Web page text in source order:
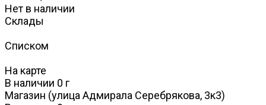
Нет в наличии
Склады
Списком
На карте
В наличии 0 г
Магазин (улица Адмирала Серебрякова, 3к3)